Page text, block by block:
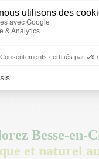
Besse-en-
et naturel